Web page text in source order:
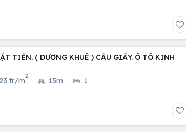
TIỀN. ( DƯƠNG KHUÊ ) CẦU GIẤY. Ô TÔ KINH
tr/m
2
· 15m · 1